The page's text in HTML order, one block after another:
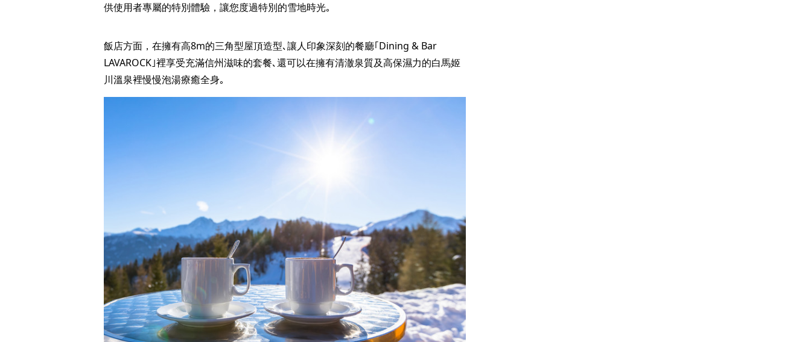
供使用者專屬的特別體驗，讓您度過特別的雪地時光｡
飯店方面，在擁有高8m的三角型屋頂造型､讓人印象深刻的餐廳｢Dining & Bar
LAVAROCK｣裡享受充滿信州滋味的套餐､還可以在擁有清澈泉質及高保濕力的白馬姬
川溫泉裡慢慢泡湯療癒全身｡